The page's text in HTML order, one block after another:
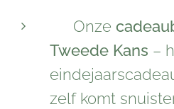
🎁 Onze
Tweede Kans –
zelf komt